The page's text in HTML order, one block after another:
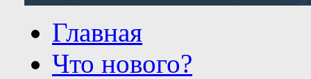
Главная
Что нового?